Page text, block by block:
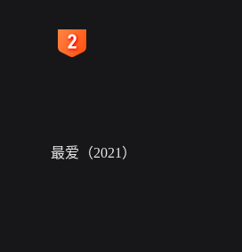
最爱（2021）